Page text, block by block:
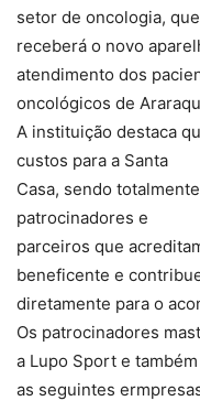
setor de oncologia, que
receberá o novo
atendimento dos
oncológicos de
A instituição destaca
custos para a Santa
Casa, sendo
patrocinadores e
parceiros que
beneficente e
diretamente para o
Os patrocinadores
a Lupo Sport e também
as seguintes